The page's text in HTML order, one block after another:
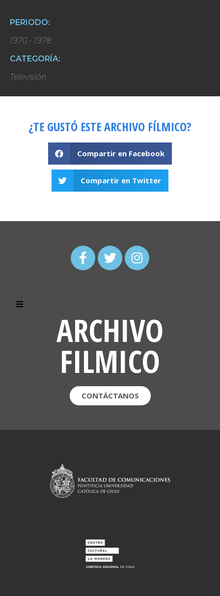
PERIODO:
1970 - 1978
CATEGORÍA:
Televisión
¿TE GUSTÓ ESTE ARCHIVO FÍLMICO?
Compartir en Facebook
Compartir en Twitter
ARCHIVO
FILMICO
CONTÁCTANOS